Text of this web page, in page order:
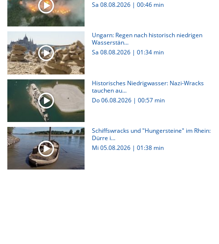
Sa 08.08.2026 | 00:46 min
Ungarn: Regen nach historisch niedrigen
Wasserstän...
Sa 08.08.2026 | 01:34 min
Historisches Niedrigwasser: Nazi-Wracks
tauchen au...
Do 06.08.2026 | 00:57 min
Schiffswracks und "Hungersteine" im Rhein:
Dürre i...
Mi 05.08.2026 | 01:38 min